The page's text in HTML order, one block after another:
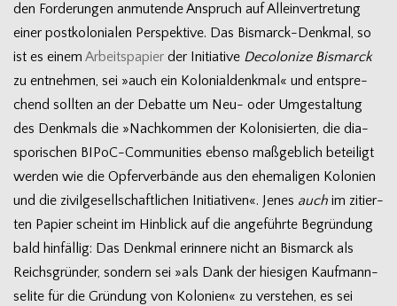
den For­de­run­gen anmu­tende Anspruch auf Allein­ver­tre­tung
einer post­ko­lo­nia­len Per­spek­tive. Das Bismarck-Denkmal, so
ist es einem Arbeits­pa­pier der Initia­tive Deco­lo­nize Bis­marck
zu ent­neh­men, sei »auch ein Kolo­ni­al­denk­mal« und ent­spre­
chend soll­ten an der Debatte um Neu- oder Umge­stal­tung
des Denk­mals die »Nach­kom­men der Kolo­ni­sier­ten, die dia­
spo­ri­schen BIPoC-Communities ebenso maß­geb­lich betei­ligt
wer­den wie die Opfer­ver­bände aus den ehe­ma­li­gen Kolo­nien
und die zivil­ge­sell­schaft­li­chen Initia­ti­ven«. Jenes auch im zitier­
ten Papier scheint im Hin­blick auf die ange­führte Begrün­dung
bald hin­fäl­lig: Das Denk­mal erin­nere nicht an Bis­marck als
Reichs­grün­der, son­dern sei »als Dank der hie­si­gen Kauf­mann­
selite für die Grün­dung von Kolo­nien« zu ver­ste­hen, es sei